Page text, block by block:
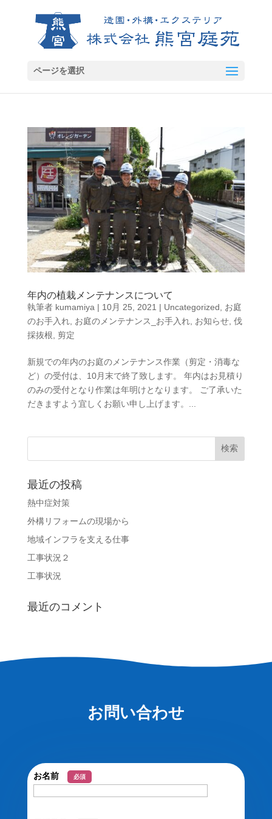
ページを選択
年内の植栽メンテナンスについて
執筆者 kumamiya | 10月 25, 2021 | Uncategorized
お庭
のお手入れ, お庭のメンテナンス_お手入れ, お知らせ, 伐
採抜根 剪定
新規での年内のお庭のメンテナンス作業（剪定・消毒な
ど）の受付は、10月末で終了致します。 年内はお見積り
のみの受付となり作業は年明けとなります。 ご了承いた
だきますよう宜しくお願い申し上げます。...
最近の投稿
熱中症対策
外構リフォームの現場から
地域インフラを支える仕事
工事状況２
工事状況
最近のコメント
お問い合わせ
お名前 必須